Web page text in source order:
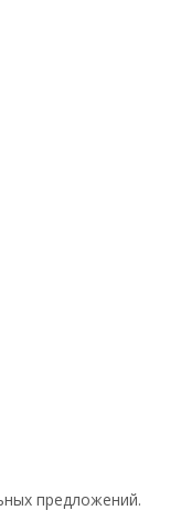
предложений.